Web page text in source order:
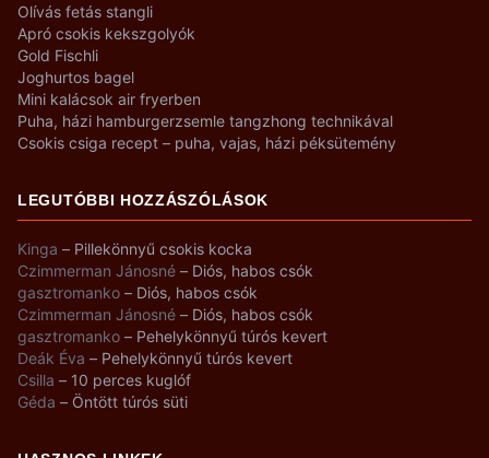
Olívás fetás stangli
Apró csokis kekszgolyók
Gold Fischli
Joghurtos bagel
Mini kalácsok air fryerben
Puha, házi hamburgerzsemle tangzhong technikával
Csokis csiga recept – puha, vajas, házi péksütemény
LEGUTÓBBI HOZZÁSZÓLÁSOK
Kinga – Pillekönnyű csokis kocka
Czimmerman Jánosné – Diós, habos csók
gasztromanko – Diós, habos csók
Czimmerman Jánosné – Diós, habos csók
gasztromanko – Pehelykönnyű túrós kevert
Deák Éva – Pehelykönnyű túrós kevert
Csilla – 10 perces kuglóf
Géda – Öntött túrós süti